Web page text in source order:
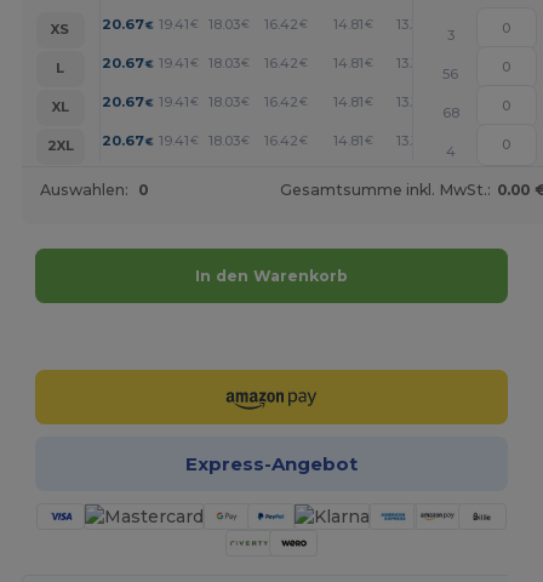
XS 20.67€ 19.41 € 18.03€ 16.42 € 14.81 € 13.32
3
L
20.67€ 19.41 € 18.03€ 16.42 € 14.81 € 13.32
56
XL
20.67€ 19.41 € 18.03€ 16.42 € 14.81 € 13.32
68
2XL
20.67€ 19.41 € 18.03€ 16.42 € 14.81 € 13.32
4
Auswahlen: 0 Gesamtsumme inkl. MwSt.: 0.00
In den Warenkorb
Express-Angebot